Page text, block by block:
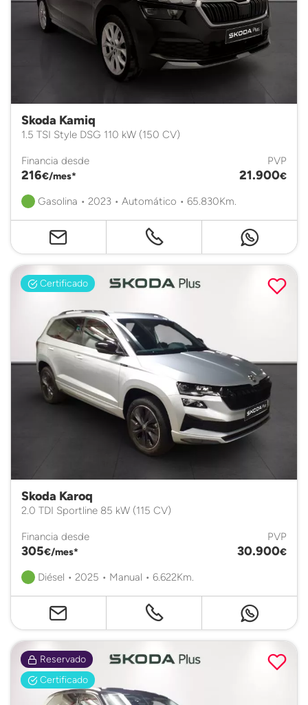
Skoda Kamiq
1.5 TSI Style DSG 110 kW (150 CV)
Financia desde
216€/mes*
PVP
21.900€
Gasolina • 2023 • Automático • 65.830Km.
Certificado
Skoda Karoq
2.0 TDI Sportline 85 kW (115 CV)
Financia desde
305€/mes*
PVP
30.900€
Diésel • 2025 • Manual • 6.622Km.
Reservado
Certificado